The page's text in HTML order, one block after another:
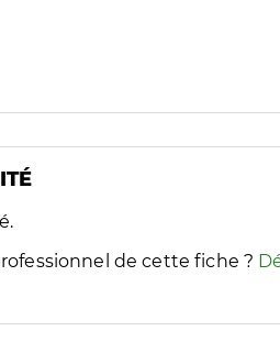
plusieurs handicaps/besoins
de cette fiche ?